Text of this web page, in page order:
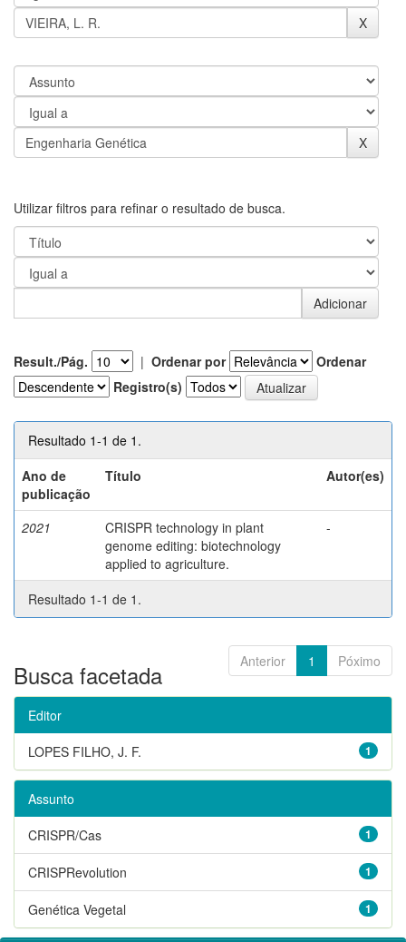
Utilizar filtros para refinar o resultado de busca.
Result./Pág. | Ordenar por
Ordenar
Registro(s)
Resultado 1-1 de 1.
Ano de
publicação
Título Autor(es)
2021
CRISPR technology in plant
genome editing: biotechnology
applied to agriculture.
-
Resultado 1-1 de 1.
Anterior 1 Póximo
Busca facetada
Editor
1
LOPES FILHO, J. F.
Assunto
1
CRISPR/Cas
1
CRISPRevolution
1
Genética Vegetal